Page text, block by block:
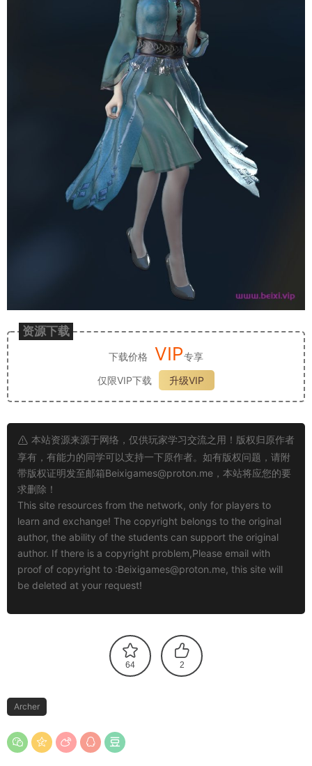
资源下载
下载价格 VIP专享
仅限VIP下载
升级VIP
本站资源来源于网络，仅供玩家学习交流之用！版权归原作者
享有，有能力的同学可以支持一下原作者。如有版权问题，请附
带版权证明发至邮箱Beixigames@proton.me ，本站将应您的要
求删除！
This site resources from the network, only for players to
learn and exchange! The copyright belongs to the original
author, the ability of the students can support the original
author. If there is a copyright problem,Please email with
proof of copyright to :Beixigames@proton.me, this site will
be deleted at your request!
64 2
Archer